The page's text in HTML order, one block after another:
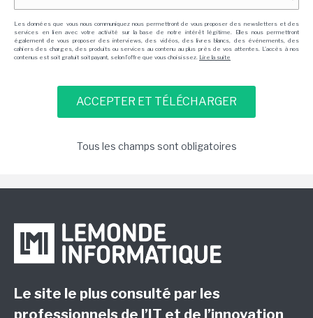
Les données que vous nous communiquez nous permettront de vous proposer des newsletters et des
services en lien avec votre activité sur la base de notre intérêt légitime. Elles nous permettront
également de vous proposer des interviews, des vidéos, des livres blancs, des événements, des
cahiers des charges, des produits ou services au contenu au plus près de vos attentes. L'accès à nos
contenus est soit gratuit soit payant, selon l'offre que vous choisissez. Lire la suite
Tous les champs sont obligatoires
Le site le plus consulté par les
professionnels de l’IT et de l’innovation